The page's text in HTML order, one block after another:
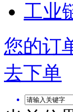
工业
您的订
去下单